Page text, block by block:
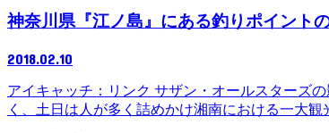
神奈川県『江ノ島』にある釣りポイント
2018.02.10
アイキャッチ：リンク サザン・オールスターズ
く、土日は人が多く詰めかけ湘南における一大観